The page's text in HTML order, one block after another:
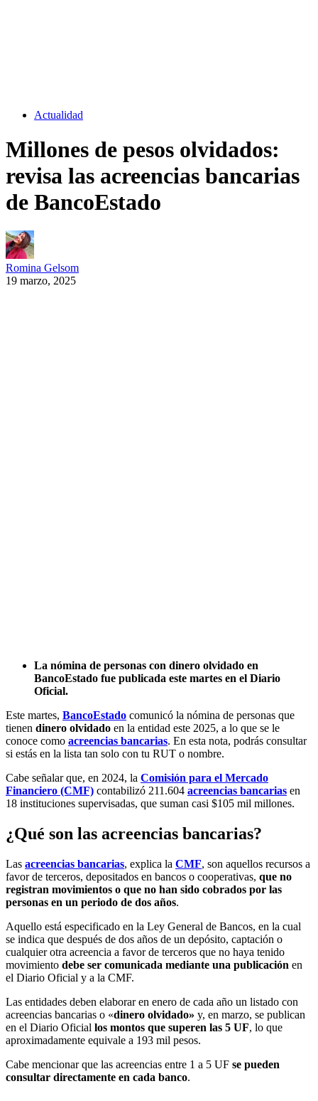
Actualidad
Millones de pesos olvidados:
revisa las acreencias bancarias
de BancoEstado
Romina Gelsom
19 marzo, 2025
La nómina de personas con dinero olvidado en
BancoEstado fue publicada este martes en el Diario
Oficial.
Este martes, BancoEstado comunicó la nómina de personas que
tienen dinero olvidado en la entidad este 2025, a lo que se le
conoce como acreencias bancarias. En esta nota, podrás consultar
si estás en la lista tan solo con tu RUT o nombre.
Cabe señalar que, en 2024, la Comisión para el Mercado
Financiero (CMF) contabilizó 211.604 acreencias bancarias en
18 instituciones supervisadas, que suman casi $105 mil millones.
¿Qué son las acreencias bancarias?
Las acreencias bancarias, explica la CMF, son aquellos recursos a
favor de terceros, depositados en bancos o cooperativas, que no
registran movimientos o que no han sido cobrados por las
personas en un periodo de dos años.
Aquello está especificado en la Ley General de Bancos, en la cual
se indica que después de dos años de un depósito, captación o
cualquier otra acreencia a favor de terceros que no haya tenido
movimiento debe ser comunicada mediante una publicación en
el Diario Oficial y a la CMF.
Las entidades deben elaborar en enero de cada año un listado con
acreencias bancarias o «dinero olvidado» y, en marzo, se publican
en el Diario Oficial los montos que superen las 5 UF, lo que
aproximadamente equivale a 193 mil pesos.
Cabe mencionar que las acreencias entre 1 a 5 UF se pueden
consultar directamente en cada banco.